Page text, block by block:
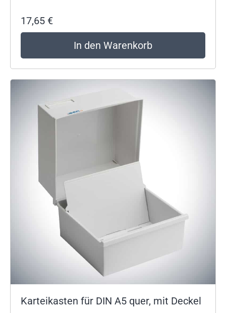
17,65 €
In den Warenkorb
Karteikasten für DIN A5 quer, mit Deckel